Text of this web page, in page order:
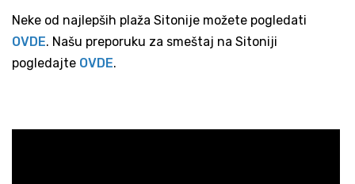
Neke od najlepših plaža Sitonije možete pogledati
OVDE. Našu preporuku za smeštaj na Sitoniji
pogledajte OVDE.